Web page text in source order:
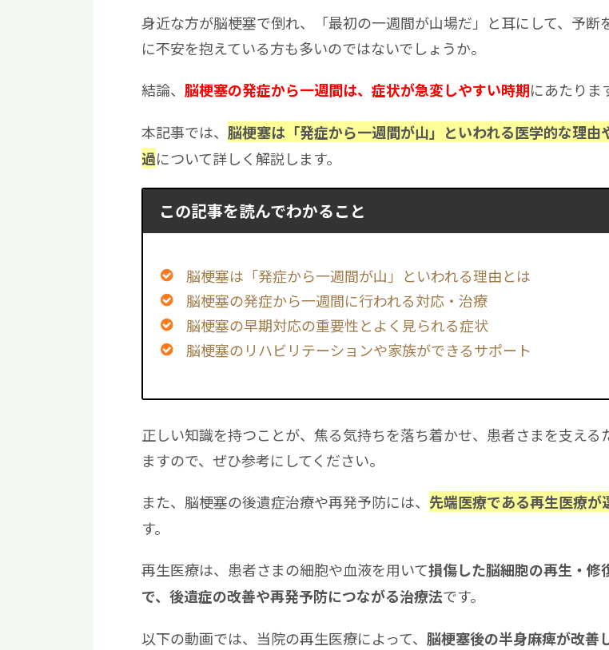
身近な方が脳梗塞で倒れ、「最初の一週間が山場だ」と耳にして、予断
に不安を抱えている方も多いのではないでしょうか。
結論、 脳梗塞の発症から一週間は、症状が急変しやすい時期にあたりま
本記事では、 脳梗塞は「発症から一週間が山」といわれる医学的な理由
過について詳しく解説します。
この記事を読んでわかること
脳梗塞は「発症から一週間が山」といわれる理由とは
脳梗塞の発症から一週間に行われる対応・治療
脳梗塞の早期対応の重要性とよく見られる症状
脳梗塞のリハビリテーションや家族ができるサポート
正しい知識を持つことが、焦る気持ちを落ち着かせ、患者さまを支える
ますので、ぜひ参考にしてください。
また、脳梗塞の後遺症治療や再発予防には、 先端医療である再生医療が
す。
再生医療は、患者さまの細胞や血液を用いて損傷した脳細胞の再生・修
で、後遺症の改善や再発予防につながる治療法です。
以下の動画では、当院の再生医療によって、 脳梗塞後の半身麻痺が改善